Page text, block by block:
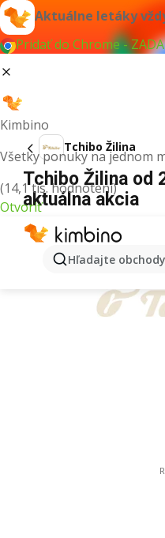
Aktuálne letáky
Pridať do Chrome -
Kimbino
Všetky ponuky na jednom
(14,1 tis. hodnotení)
Otvoriť
Hľadajte
Tchibo Žilina
Tchibo Žilina od
aktuálna akcia